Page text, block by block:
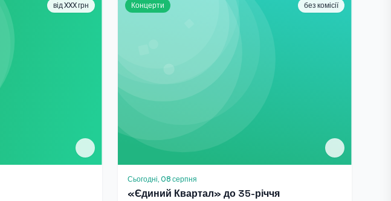
від XXX грн Концерти без комісії
Сьогодні, 08 серпня
«Єдиний Квартал» до 35-річчя